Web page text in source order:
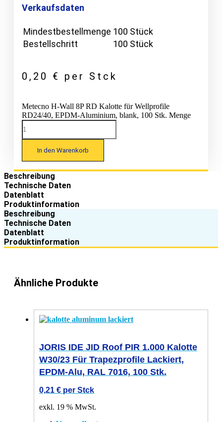
Verkaufsdaten
Mindestbestellmenge 100 Stück
Bestellschritt
100 Stück
0,20 € per Stck
Metecno H-Wall 8P RD Kalotte für Wellprofile
RD24/40, EPDM-Aluminium, blank, 100 Stk. Menge
In den Warenkorb
Beschreibung
Technische Daten
Datenblatt
Produktinformation
Beschreibung
Technische Daten
Datenblatt
Produktinformation
Ähnliche Produkte
JORIS IDE JID Roof PIR 1.000 Kalotte
W30/23 Für Trapezprofile Lackiert,
EPDM-Alu, RAL 7016, 100 Stk.
0,21 € per Stck
exkl. 19 % MwSt.